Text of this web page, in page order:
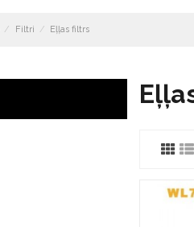
Filtri Eļļas filtrs